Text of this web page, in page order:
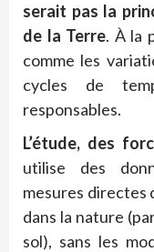
serait pas la
de la Terre. À la
comme les
cycles de
responsables.
L’étude, des
utilise des
mesures directes
dans la nature
sol), sans les